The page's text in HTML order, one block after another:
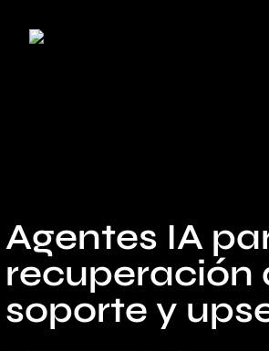
Agentes IA
recuperación
soporte y